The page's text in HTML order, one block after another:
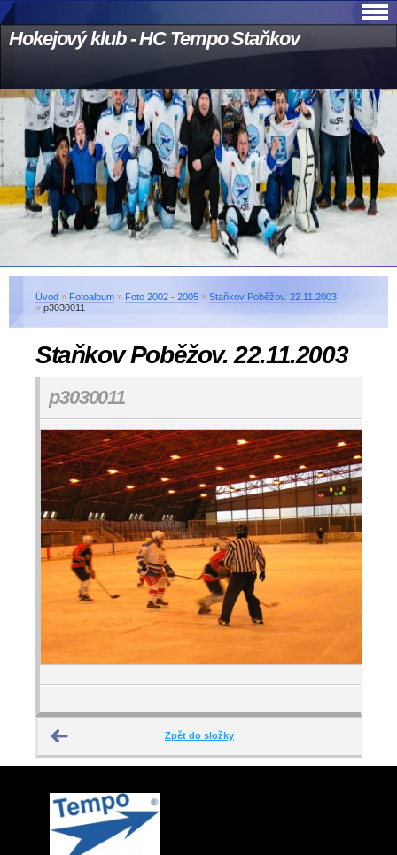
Hokejový klub - HC Tempo Staňkov
Úvod » Fotoalbum » Foto 2002 - 2005 » Staňkov Poběžov. 22.11.2003
» p3030011
Staňkov Poběžov. 22.11.2003
p3030011
Zpět do složky